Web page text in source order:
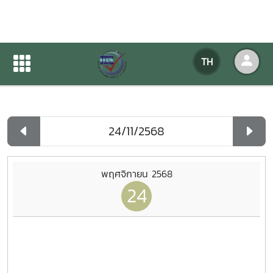
TH
ปฏิทินกิจกรรมของหน่วยงาน
ปฏิทินกิจกรรมของหน่วยงาน
พฤศจิกายน 2568
24